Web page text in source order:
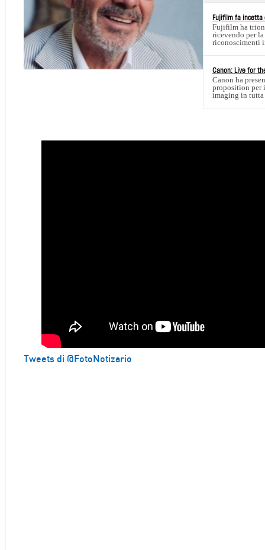
Fujifilm fa incetta
Fujifilm ha
ricevendo per
riconoscimenti
Canon: Live for
Canon ha
proposition per
imaging in tutta
Tweets di @FotoNotizario